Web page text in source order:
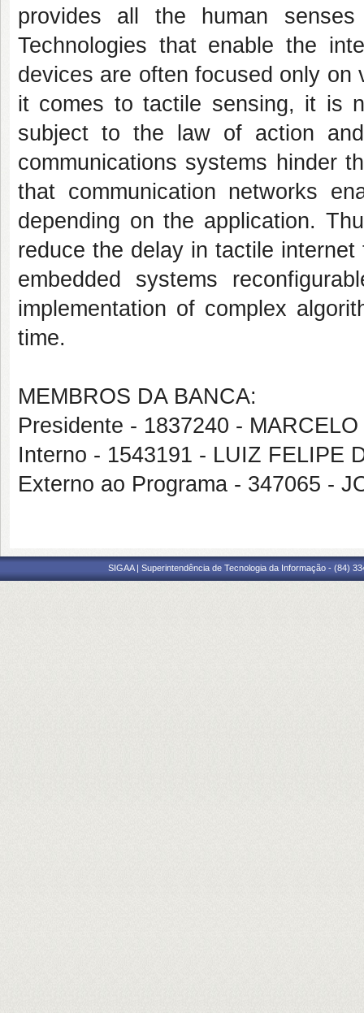
provides all the human
Technologies that enable the
devices are often focused only
it comes to tactile sensing, it is
subject to the law of action
communications systems hinder
that communication networks
depending on the application.
reduce the delay in tactile
embedded systems
implementation of complex
time.
MEMBROS DA BANCA:
Presidente - 1837240 -
Interno - 1543191 - LUIZ FELIPE
Externo ao Programa - 347065 -
SIGAA | Superintendência de Tecnologia da Informação - (84)